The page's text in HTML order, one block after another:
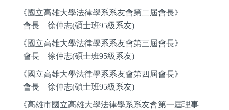
《國立高雄大學法律學系系友會第二屆會長》
會長 徐仲志(碩士班95級系友)
《國立高雄大學法律學系系友會第三屆會長》
會長 徐仲志(碩士班95級系友)
《國立高雄大學法律學系系友會第四屆會長》
會長 徐仲志(碩士班95級系友)
《高雄市國立高雄大學法律學系系友會第一屆理事